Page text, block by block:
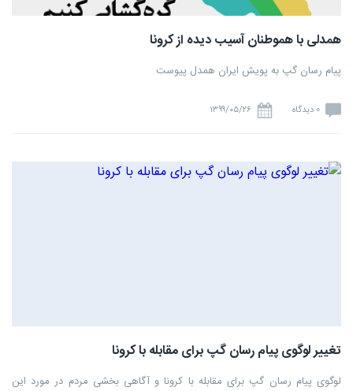
همدلی با هموطنان آسیب دیده از کرونا
پیام رسان گپ به پویش ایران همدل پیوست
0 دیدگاه ۱۳۹۹/۰۵/۲۶
تغییر لوگوی پیام رسان گپ برای مقابله با کرونا
لوگوی پیام رسان گپ برای مقابله با کرونا و آگاهی بخشی مردم در مورد این